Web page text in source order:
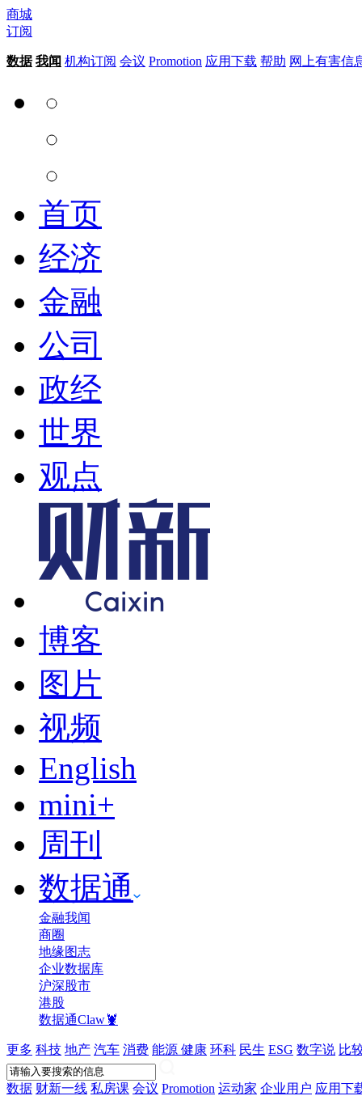
商城
订阅
数据 我闻 机构订阅 会议 Promotion 应用下载 帮助 网上有害信
首页
经济
金融
公司
政经
世界
观点
博客
图片
视频
English
mini+
周刊
数据通
金融我闻
商圈
地缘图志
企业数据库
沪深股市
港股
数据通Claw🦞
更多 科技 地产 汽车 消费 能源 健康 环科 民生 ESG 数字说 比
数据 财新一线 私房课 会议 Promotion 运动家 企业用户 应用下